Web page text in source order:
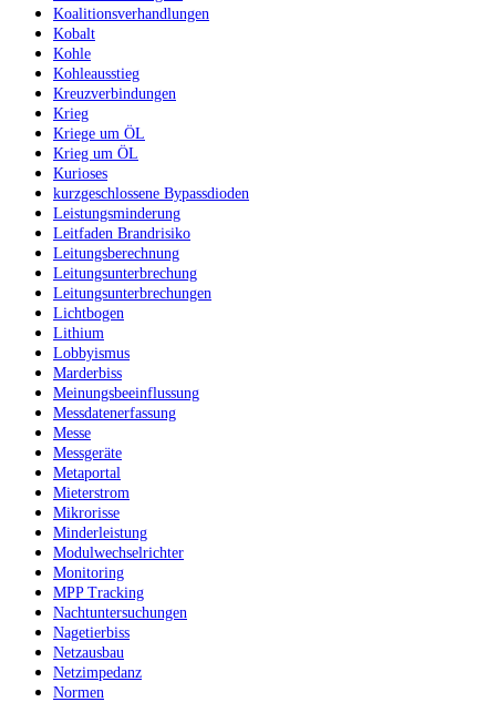
Koalitionsverhandlungen
Kobalt
Kohle
Kohleausstieg
Kreuzverbindungen
Krieg
Kriege um ÖL
Krieg um ÖL
Kurioses
kurzgeschlossene Bypassdioden
Leistungsminderung
Leitfaden Brandrisiko
Leitungsberechnung
Leitungsunterbrechung
Leitungsunterbrechungen
Lichtbogen
Lithium
Lobbyismus
Marderbiss
Meinungsbeeinflussung
Messdatenerfassung
Messe
Messgeräte
Metaportal
Mieterstrom
Mikrorisse
Minderleistung
Modulwechselrichter
Monitoring
MPP Tracking
Nachtuntersuchungen
Nagetierbiss
Netzausbau
Netzimpedanz
Normen